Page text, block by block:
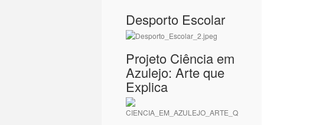
Desporto Escolar
Projeto Ciência em
Azulejo: Arte que
Explica